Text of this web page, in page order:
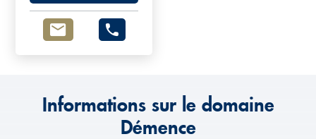
Informations sur le domaine
Démence